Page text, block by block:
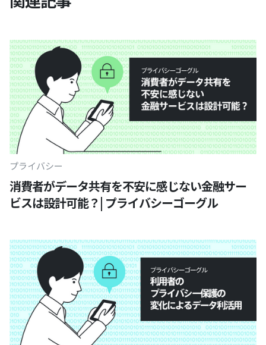
プライバシー
消費者がデータ共有を不安に感じない金融サー
ビスは設計可能？| プライバシーゴーグル